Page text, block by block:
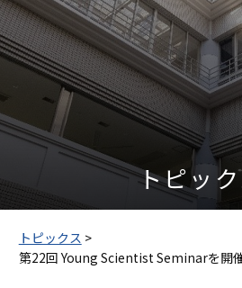
トピッ
トピックス >
第22回 Young Scientist Seminarを開